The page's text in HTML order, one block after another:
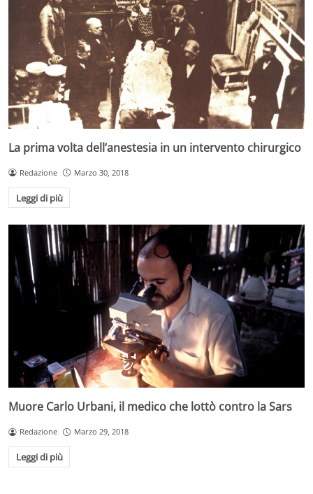
La prima volta dell’anestesia in un intervento chirurgico
Redazione Marzo 30, 2018
Leggi di più
Muore Carlo Urbani, il medico che lottò contro la Sars
Redazione Marzo 29, 2018
Leggi di più